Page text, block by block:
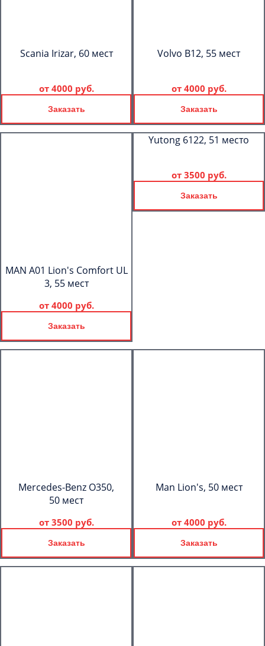
Scania Irizar, 60 мест
от 4000 руб.
Заказать
Volvo B12, 55 мест
от 4000 руб.
Заказать
MAN A01 Lion's Comfort UL
3, 55 мест
от 4000 руб.
Заказать
Yutong 6122, 51 место
от 3500 руб.
Заказать
Mercedes-Benz O350,
50 мест
от 3500 руб.
Заказать
Man Lion's, 50 мест
от 4000 руб.
Заказать